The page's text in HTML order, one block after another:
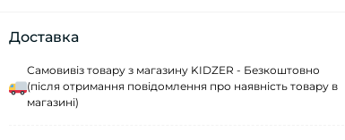
Доставка
Самовивіз товару з магазину KIDZER - Безкоштовно
(після отримання повідомлення про наявність товару в
магазині)